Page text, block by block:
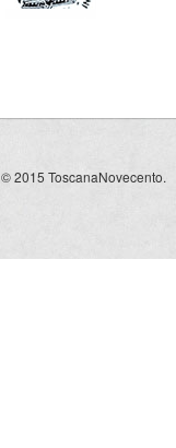
© 2015 ToscanaNovecento.